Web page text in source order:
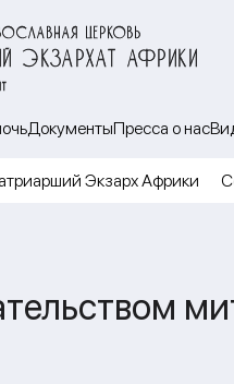
ЦЕРКОВЬ
ЭКЗАРХАТ АФРИКИ
ДокументыПресса о нас
Экзарх Африки